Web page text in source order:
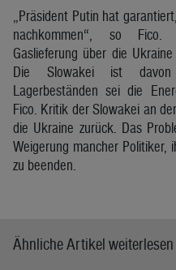
„Präsident Putin hat
nachkommen“, so Fico.
Gaslieferung über die
Die Slowakei ist
Lagerbeständen sei die
Fico. Kritik der Slowakei an
die Ukraine zurück. Das
Weigerung mancher Politiker,
zu beenden.
Ähnliche Artikel weiterlesen